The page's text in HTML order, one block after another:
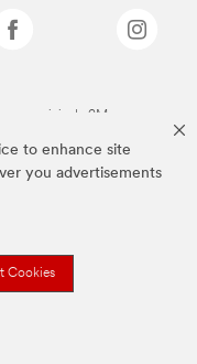
to enhance site
you advertisements
Cookies
comerciais da 3M.